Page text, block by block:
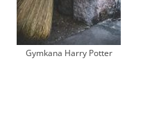
Gymkana Harry Potter